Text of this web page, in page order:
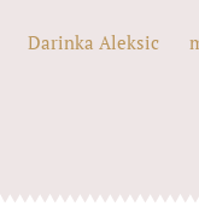
Darinka Aleksic